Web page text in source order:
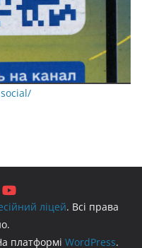
ліцей. Всі права
платформі WordPress.